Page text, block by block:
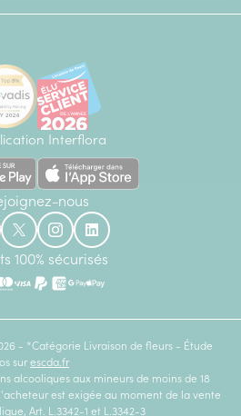
Interflora
nous
100% sécurisés
- *Catégorie Livraison de fleurs - Étude
sur escda.fr
alcooliques aux mineurs de moins de 18
est exigée au moment de la vente
Art. L.3342-1 et L.3342-3